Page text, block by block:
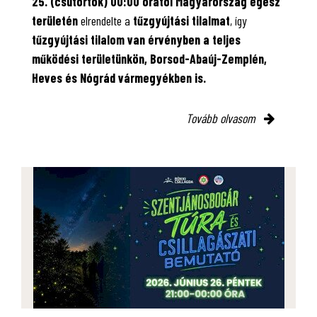
területénelrendelte a tűzgyújtási tilalmat, így
tűzgyújtási tilalom van érvényben a teljes
működési területünkön, Borsod-Abaúj-Zemplén,
Heves és Nógrád vármegyékben is.
Tovább olvasom